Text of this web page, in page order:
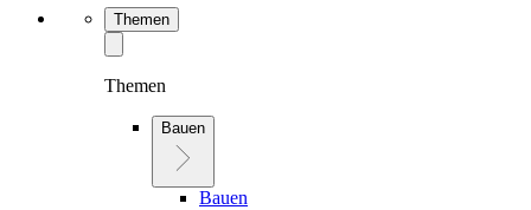
Themen
Themen
Bauen
Bauen